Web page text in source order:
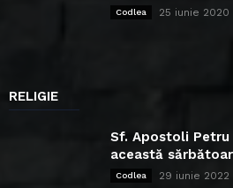
Codlea 25 iunie 2020
RELIGIE
Sf. Apostoli Petru
această
Codlea 29 iunie 2022